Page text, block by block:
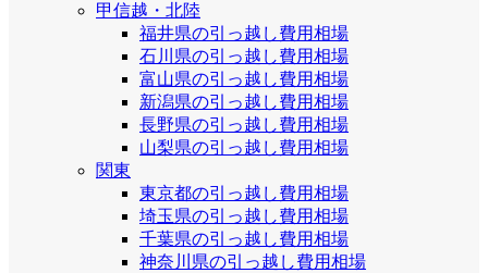
甲信越・北陸
福井県の引っ越し費用相場
石川県の引っ越し費用相場
富山県の引っ越し費用相場
新潟県の引っ越し費用相場
長野県の引っ越し費用相場
山梨県の引っ越し費用相場
関東
東京都の引っ越し費用相場
埼玉県の引っ越し費用相場
千葉県の引っ越し費用相場
神奈川県の引っ越し費用相場